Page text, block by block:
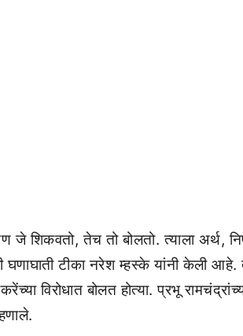
जे शिकवतो, तेच तो बोलतो. त्याला अर्थ,
टीका नरेश म्हस्के यांनी केली आहे.
विरोधात बोलत होत्या. प्रभू